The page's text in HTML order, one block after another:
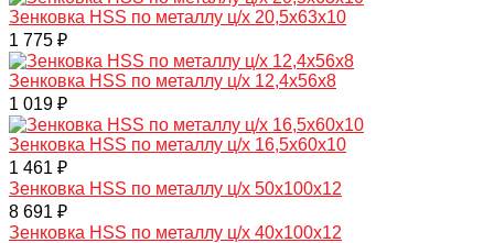
Зенковка HSS по металлу ц/х 20,5х63х10
1 775 ₽
Зенковка HSS по металлу ц/х 12,4х56х8
1 019 ₽
Зенковка HSS по металлу ц/х 16,5х60х10
1 461 ₽
Зенковка HSS по металлу ц/х 50х100х12
8 691 ₽
Зенковка HSS по металлу ц/х 40х100х12